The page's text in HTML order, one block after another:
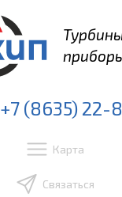
+7 (8635) 22-
Карта
Связаться